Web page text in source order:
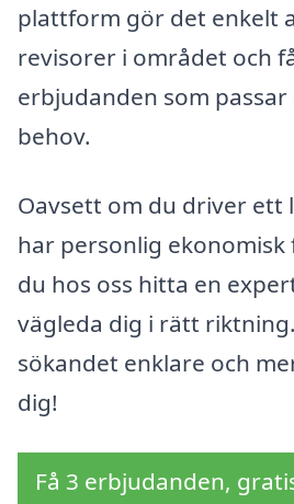
plattform gör det enkelt
revisorer i området och
erbjudanden som passar
behov.
Oavsett om du driver
har personlig
du hos oss hitta en
vägleda dig i rätt
sökandet enklare och
dig!
Få 3 erbjudanden,